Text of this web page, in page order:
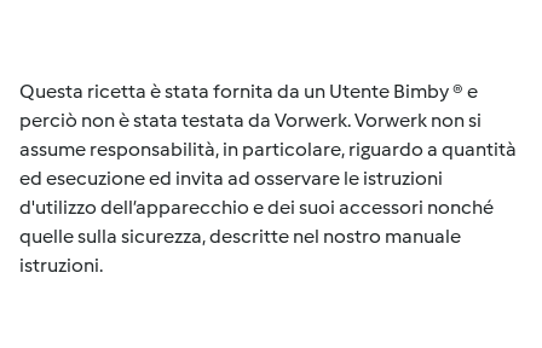
Questa ricetta è stata fornita da un Utente Bimby ® e
perciò non è stata testata da Vorwerk. Vorwerk non si
assume responsabilità, in particolare, riguardo a quantità
ed esecuzione ed invita ad osservare le istruzioni
d'utilizzo dell’apparecchio e dei suoi accessori nonché
quelle sulla sicurezza, descritte nel nostro manuale
istruzioni.